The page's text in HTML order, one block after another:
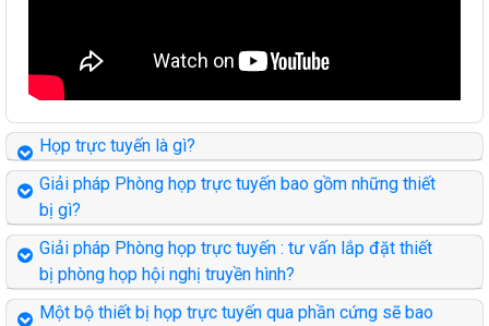
Họp trực tuyến là gì?
Giải pháp Phòng họp trực tuyến bao gồm những thiết
bị gì?
Giải pháp Phòng họp trực tuyến : tư vấn lắp đặt thiết
bị phòng họp hội nghị truyền hình?
Một bộ thiết bị họp trực tuyến qua phần cứng sẽ bao